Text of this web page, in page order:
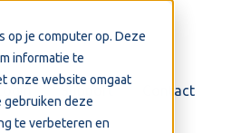
op je computer op. Deze
informatie te
onze website omgaat
gebruiken deze
te verbeteren en
Support Contact